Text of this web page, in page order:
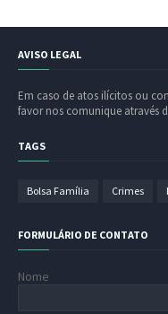
AVISO LEGAL
Em caso de atos ilícitos ou
favor nos comunique através
TAGS
Bolsa Família Crimes
FORMULÁRIO DE CONTATO
Nome